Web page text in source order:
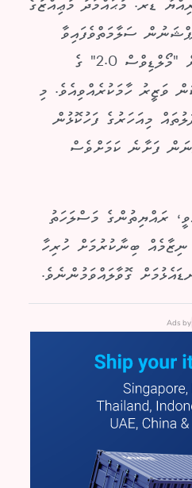
ޑރ. މުޙައްމަދު މުޢިއްޒުގެ
ސަލާމަތްވެފައިވާ
ހަރުދަނާ ނިޒާމެއް ބިނާކުރުމަށް "މޯލްޑިވްސް 2.0" ގެ
ވަޒީރު ހާމަކުރެއްވިއެވެ. މި
މިއަހަރުގެ ފަހުކޮޅުން
ފަށާނެ ކަމަށްވެސް
ރައްޔިތުންގެ މަސްލަހަތު
ބިނާކުރުމަށް ހުރިހާ
ގޮވާލައްވަމުންނެވެ.
Ads by